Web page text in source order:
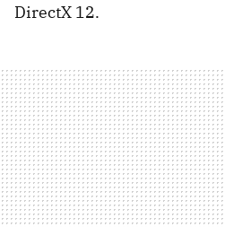
DirectX 12.